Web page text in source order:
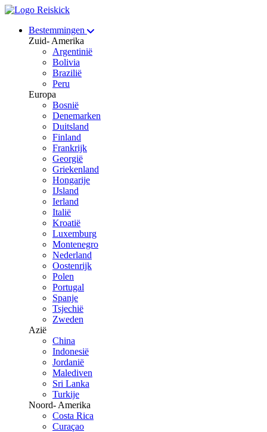
Bestemmingen
Zuid- Amerika
Argentinië
Bolivia
Brazilië
Peru
Europa
Bosnië
Denemarken
Duitsland
Finland
Frankrijk
Georgië
Griekenland
Hongarije
IJsland
Ierland
Italië
Kroatië
Luxemburg
Montenegro
Nederland
Oostenrijk
Polen
Portugal
Spanje
Tsjechië
Zweden
Azië
China
Indonesië
Jordanië
Malediven
Sri Lanka
Turkije
Noord- Amerika
Costa Rica
Curaçao